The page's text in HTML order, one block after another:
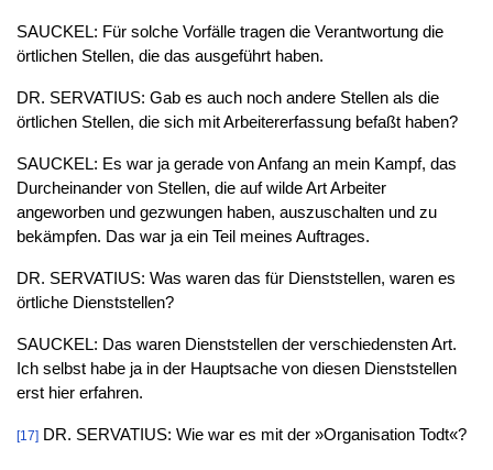
SAUCKEL: Für solche Vorfälle tragen die Verantwortung die
örtlichen Stellen, die das ausgeführt haben.
DR. SERVATIUS: Gab es auch noch andere Stellen als die
örtlichen Stellen, die sich mit Arbeitererfassung befaßt haben?
SAUCKEL: Es war ja gerade von Anfang an mein Kampf, das
Durcheinander von Stellen, die auf wilde Art Arbeiter
angeworben und gezwungen haben, auszuschalten und zu
bekämpfen. Das war ja ein Teil meines Auftrages.
DR. SERVATIUS: Was waren das für Dienststellen, waren es
örtliche Dienststellen?
SAUCKEL: Das waren Dienststellen der verschiedensten Art.
Ich selbst habe ja in der Hauptsache von diesen Dienststellen
erst hier erfahren.
[17]DR. SERVATIUS: Wie war es mit der »Organisation Todt«?